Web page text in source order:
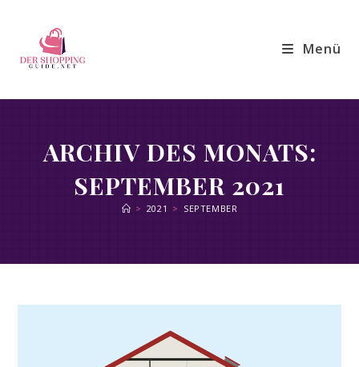
springen
Menü
ARCHIV DES MONATS:
SEPTEMBER 2021
> 2021 > SEPTEMBER